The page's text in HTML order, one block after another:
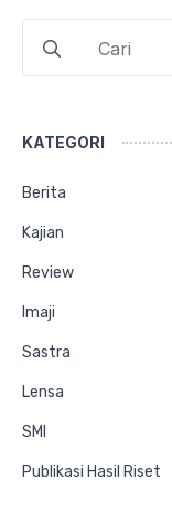
for:
KATEGORI
Berita
Kajian
Review
Imaji
Sastra
Lensa
SMI
Publikasi Hasil Riset